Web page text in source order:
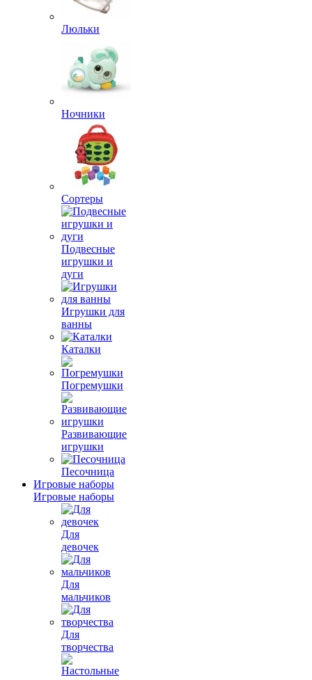
Люльки
Ночники
Сортеры
Подвесные
игрушки и
дуги
Игрушки для
ванны
Каталки
Погремушки
Развивающие
игрушки
Песочница
Игровые наборы
Игровые наборы
Для
девочек
Для
мальчиков
Для
творчества